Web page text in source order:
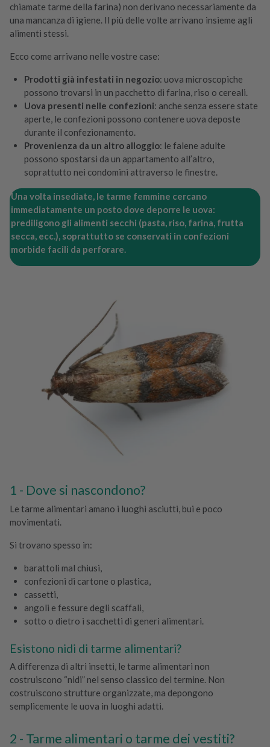
chiamate tarme della farina) non derivano necessariamente da
una mancanza di igiene. Il più delle volte arrivano insieme agli
alimenti stessi.
Ecco come arrivano nelle vostre case:
Prodotti già infestati in negozio: uova microscopiche
possono trovarsi in un pacchetto di farina, riso o cereali.
Uova presenti nelle confezioni: anche senza essere state
aperte, le confezioni possono contenere uova deposte
durante il confezionamento.
Provenienza da un altro alloggio: le falene adulte
possono spostarsi da un appartamento all’altro,
soprattutto nei condomini attraverso le finestre.
Una volta insediate, le tarme femmine cercano
immediatamente un posto dove deporre le uova:
prediligono gli alimenti secchi (pasta, riso, farina, frutta
secca, ecc.), soprattutto se conservati in confezioni
morbide facili da perforare.
Dove si nascondono?
Le tarme alimentari amano i luoghi asciutti, bui e poco
movimentati.
Si trovano spesso in:
barattoli mal chiusi,
confezioni di cartone o plastica,
cassetti,
angoli e fessure degli scaffali,
sotto o dietro i sacchetti di generi alimentari.
Esistono nidi di tarme alimentari?
A differenza di altri insetti, le tarme alimentari non
costruiscono “nidi” nel senso classico del termine. Non
costruiscono strutture organizzate, ma depongono
semplicemente le uova in luoghi adatti.
Tarme alimentari o tarme dei vestiti?